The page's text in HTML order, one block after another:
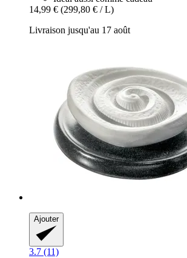
14,99 € (299,80 € / L)
Livraison jusqu'au 17 août
Ajouter
3.7 (11)